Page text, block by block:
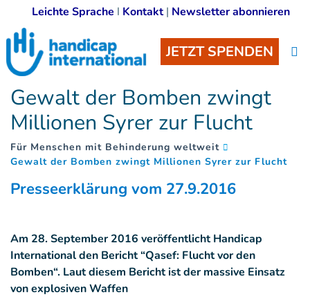
Leichte Sprache I Kontakt| Newsletter abonnieren
JETZT SPENDEN
Gewalt der Bomben zwingt
Millionen Syrer zur Flucht
Für Menschen mit Behinderung weltweit
Gewalt der Bomben zwingt Millionen Syrer zur Flucht(
Presseerklärung vom 27.9.2016
Am 28. September 2016 veröffentlicht Handicap
International den Bericht “Qasef: Flucht vor den
Bomben“. Laut diesem Bericht ist der massive Einsatz
von explosiven Waffen